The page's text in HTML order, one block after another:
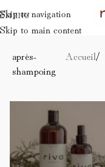
Skip to navigation
Skip to main content
MENU
après-
shampoing
Accueil/